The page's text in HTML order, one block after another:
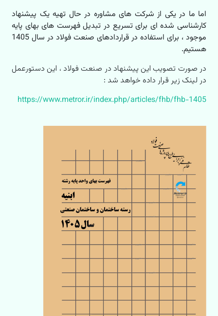
اما ما در یکی از شرکت های مشاوره در حال تهیه یک پیشنهاد
کارشناسی شده ای برای تسریع در تبدیل فهرست های بهای پایه
موجود ، برای استفاده در قراردادهای صنعت فولاد در سال 1405
هستیم.
در صورت تصویب این پیشنهاد در صنعت فولاد ، این دستورعمل
در لینک زیر قرار داده خواهد شد :
https://www.metror.ir/index.php/articles/fhb/fhb-1405